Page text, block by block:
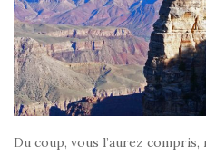
Du coup, vous l’aurez